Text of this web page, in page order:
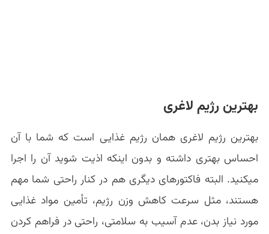
بهترین رژیم لاغری
بهترین رژیم لاغری همان رژیم غذایی است که شما با آن
احساس بهتری داشته و بدون اینکه اذیت شوید آن را اجرا
میکنید. البته فاکتورهای دیگری هم در کنار راحتی شما مهم
هستند، مثل سرعت کاهش وزن رژیم، تأمین مواد غذایی
مورد نیاز بدن، عدم آسیب به سلامتی، راحتی در فراهم کردن